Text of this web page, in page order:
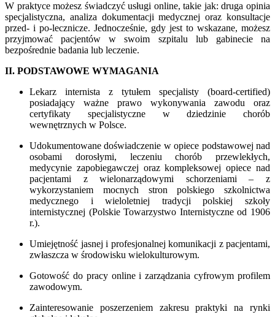
W praktyce możesz świadczyć usługi online, takie jak: druga opinia
specjalistyczna, analiza dokumentacji medycznej oraz konsultacje
przed- i po-lecznicze. Jednocześnie, gdy jest to wskazane, możesz
przyjmować pacjentów w swoim szpitalu lub gabinecie na
bezpośrednie badania lub leczenie.
II. PODSTAWOWE WYMAGANIA
Lekarz internista z tytułem specjalisty (board-certified)
posiadający ważne prawo wykonywania zawodu oraz
certyfikaty specjalistyczne w dziedzinie chorób
wewnętrznych w Polsce.
Udokumentowane doświadczenie w opiece podstawowej nad
osobami dorosłymi, leczeniu chorób przewlekłych,
medycynie zapobiegawczej oraz kompleksowej opiece nad
pacjentami z wielonarządowymi schorzeniami – z
wykorzystaniem mocnych stron polskiego szkolnictwa
medycznego i wieloletniej tradycji polskiej szkoły
internistycznej (Polskie Towarzystwo Internistyczne od 1906
r.).
Umiejętność jasnej i profesjonalnej komunikacji z pacjentami,
zwłaszcza w środowisku wielokulturowym.
Gotowość do pracy online i zarządzania cyfrowym profilem
zawodowym.
Zainteresowanie poszerzeniem zakresu praktyki na rynki